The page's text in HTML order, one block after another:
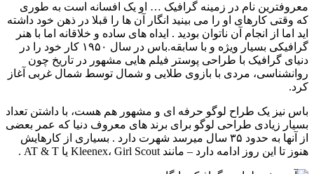
معروفترین نام در زمینه گرافیک … او یک افسانه است به طوری
که وقتی کارهای او را می بینید انگار آن ها را قبلا در ذهن خود داشته
اید اما از انجام آن ناتوان بودید . ایداه های ساده و خلاقانه اما با هنر
گرافیکی بسیار ویژه و با سابقه.باس در سال ۱۹۵۰ کار خود را در
دنیای گرافیک با طراحی پوستر فیلم هایی مشهور در تاریخ چون
روانشناسی، مردی با بازوی طلایی و شمال توسط شمال غربی آغاز
کرد.
باس نیز یک طراح لوگو حرفه ای و مشهور هم هست، با داشتن تعداد
بسیار زیادی طراحی لوگو برای برند های معروف دنیا که عمر بعضی
از آنها به حدود ۳۵ سال میرسد شهرت دارد . بسیاری از کارهایش
هنوز تا این روز ادامه دارد – مانند Kleenex، Girl Scout یا AT & T .